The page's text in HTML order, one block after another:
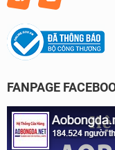
FANPAGE